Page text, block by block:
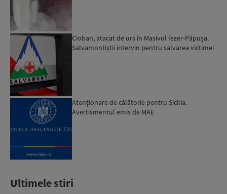
Cioban, atacat de urs în Masivul Iezer-Păpușa.
Salvamontiștii intervin pentru salvarea victimei
Atenţionare de călătorie pentru Sicilia.
Avertismentul emis de MAE
Ultimele stiri